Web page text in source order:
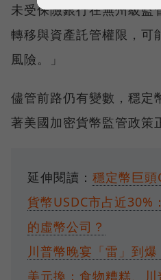
未受保險銀行在無州級監
轉移與資產託管權限，可
風險。」
儘管前路仍有變數，穩定
著美國加密貨幣監管政策
延伸閱讀： 穩定幣巨
貨幣USDC市占近30%
的虛幣公司？
川普幣晚宴「雷」到
美元換：食物糟糕、川